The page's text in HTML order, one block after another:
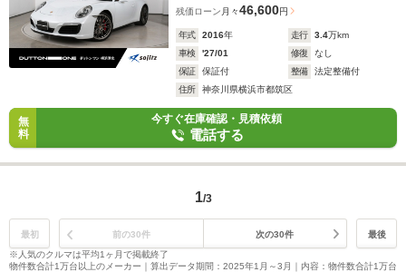
残価ローン 月々46,600円
年式 2016年 走行 3.4万km
車検
'27/01 修復
なし
保証
保証付 整備
法定整備付
住所
神奈川県横浜市都筑区
無
料
今すぐ在庫確認・見積依頼
電話する
1/3
最初 前の30件 次の30件
最後
※人気のクルマは平均1ヶ月で掲載終了
物件数合計1万台以上のメーカー｜算出データ期間：2025年1月～3月｜内容：物件数合計1万台